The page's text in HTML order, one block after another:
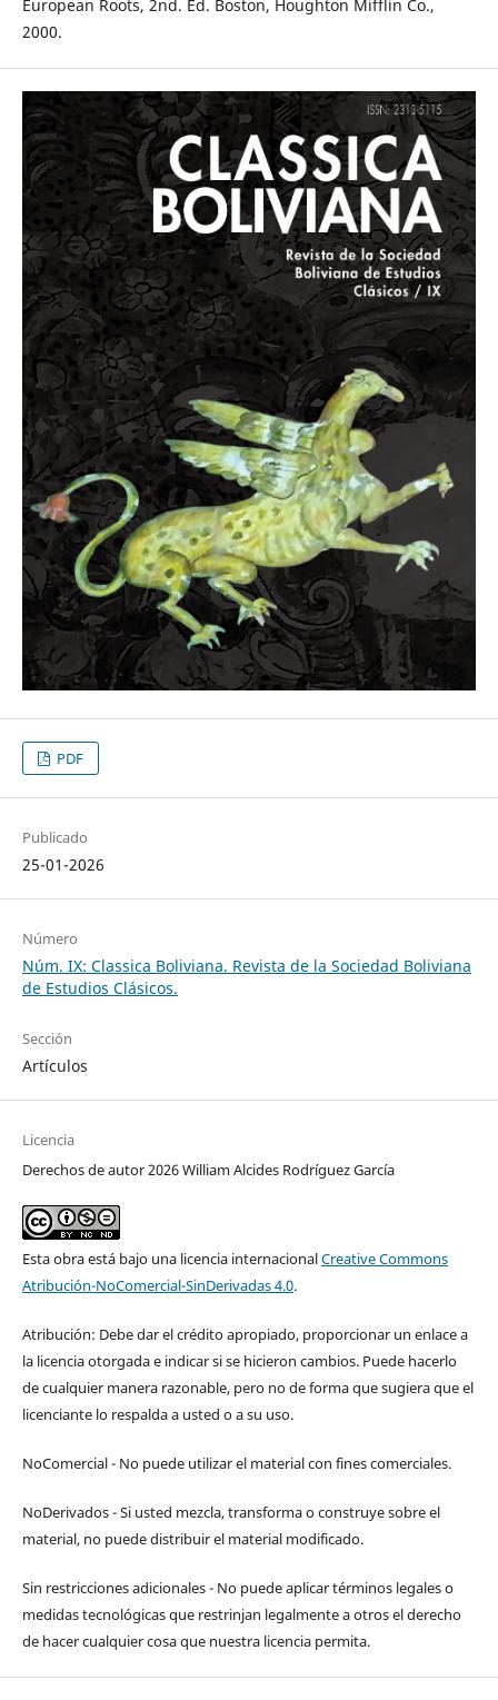
European Roots, 2nd. Ed. Boston, Houghton Mifflin Co.,
2000.
PDF
Publicado
25-01-2026
Número
Núm. IX: Classica Boliviana. Revista de la Sociedad Boliviana
de Estudios Clásicos.
Sección
Artículos
Licencia
Derechos de autor 2026 William Alcides Rodríguez García
Esta obra está bajo una licencia internacionalCreative Commons
Atribución-NoComercial-SinDerivadas 4.0.
Atribución: Debe dar el crédito apropiado, proporcionar un enlace a
la licencia otorgada e indicar si se hicieron cambios. Puede hacerlo
de cualquier manera razonable, pero no de forma que sugiera que el
licenciante lo respalda a usted o a su uso.
NoComercial - No puede utilizar el material con fines comerciales.
NoDerivados - Si usted mezcla, transforma o construye sobre el
material, no puede distribuir el material modificado.
Sin restricciones adicionales - No puede aplicar términos legales o
medidas tecnológicas que restrinjan legalmente a otros el derecho
de hacer cualquier cosa que nuestra licencia permita.